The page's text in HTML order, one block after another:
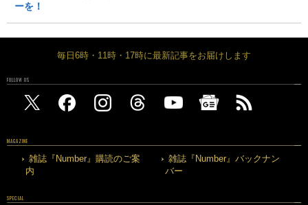
ーを！
毎日6時・11時・17時に最新記事をお届けします
FOLLOW US
MAGAZINE
雑誌『Number』購読のご案
内
雑誌『Number』バックナン
バー
SPECIAL